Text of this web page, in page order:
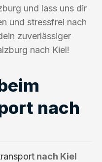
und lass uns dir
und stressfrei nach
zuverlässiger
nach Kiel!
nach
nach Kiel